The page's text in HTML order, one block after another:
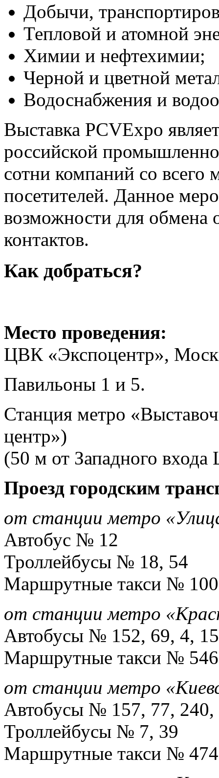
Добычи,
Тепловой и атомной
Химии и нефтехимии;
Черной и цветной
Водоснабжения и
Выставка PCVExpo
российской
сотни компаний со всего
посетителей. Данное
возможности для обмена
контактов.
Как добраться?
Место проведения:
ЦВК «Экспоцентр»,
Павильоны 1 и 5.
Станция метро
центр»)
(50 м от Западного
Проезд городским
от станции метро
Автобус № 12
Троллейбусы № 18, 54
Маршрутные такси №
от станции метро
Автобусы № 152, 69, 4,
Маршрутные такси №
от станции метро
Автобусы № 157, 77, 240,
Троллейбусы № 7, 39
Маршрутные такси №